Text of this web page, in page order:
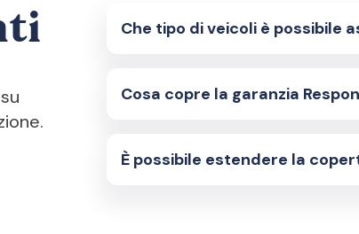
Che tipo di veicoli è possibile
Cosa copre la garanzia
È possibile estendere la